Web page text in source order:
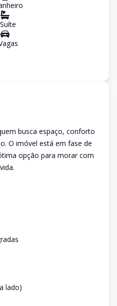
Suíte
s
busca espaço, conforto
O imóvel está em fase de
opção para morar com
lado)